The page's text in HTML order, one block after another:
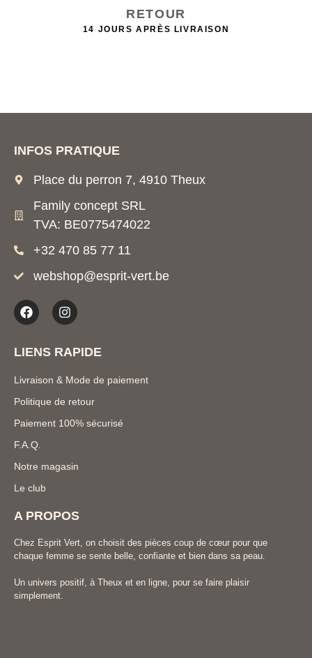
RETOUR
14 JOURS APRÈS LIVRAISON
INFOS PRATIQUE
Place du perron 7, 4910 Theux
Family concept SRL
TVA: BE0775474022
+32 470 85 77 11
webshop@esprit-vert.be
LIENS RAPIDE
Livraison & Mode de paiement
Politique de retour
Paiement 100% sécurisé
F.A.Q.
Notre magasin
Le club
A PROPOS
Chez Esprit Vert, on choisit des pièces coup de cœur pour que
chaque femme se sente belle, confiante et bien dans sa peau.
Un univers positif, à Theux et en ligne, pour se faire plaisir
simplement.